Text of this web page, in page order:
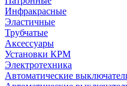
Инфракрасные
Эластичные
Трубчатые
Аксессуары
Установки КРМ
Электротехника
Автоматические